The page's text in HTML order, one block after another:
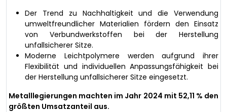
Der Trend zu Nachhaltigkeit und die Verwendung
umweltfreundlicher Materialien fördern den Einsatz
von Verbundwerkstoffen bei der Herstellung
unfallsicherer Sitze.
Moderne Leichtpolymere werden aufgrund ihrer
Flexibilität und individuellen Anpassungsfähigkeit bei
der Herstellung unfallsicherer Sitze eingesetzt.
Metalllegierungen machten im Jahr 2024 mit 52,11 % den
größten Umsatzanteil aus.